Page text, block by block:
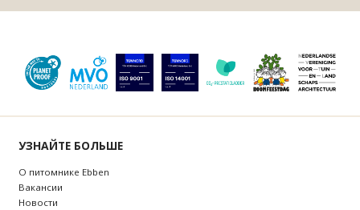
УЗНАЙТЕ БОЛЬШЕ
О питомнике Ebben
Bакансии
Новости